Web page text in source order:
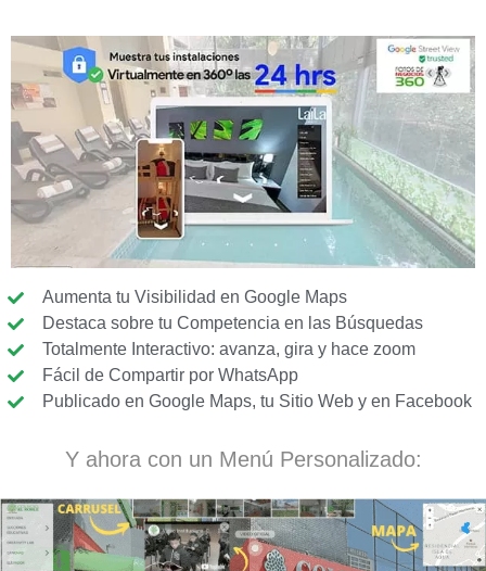
Aumenta tu Visibilidad en Google Maps
Destaca sobre tu Competencia en las Búsquedas
Totalmente Interactivo: avanza, gira y hace zoom
Fácil de Compartir por WhatsApp
Publicado en Google Maps, tu Sitio Web y en Facebook
Y ahora con un Menú Personalizado: